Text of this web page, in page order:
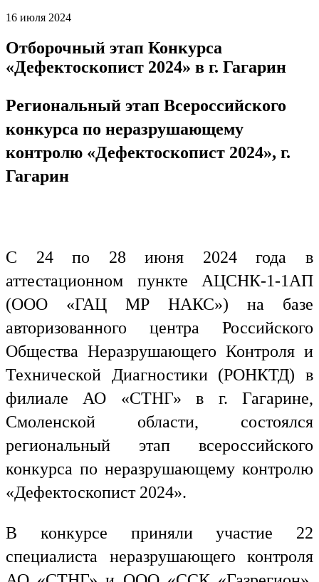
16 июля 2024
Отборочный этап Конкурса
«Дефектоскопист 2024» в г. Гагарин
Региональный этап Всероссийского
конкурса по неразрушающему
контролю «Дефектоскопист 2024», г.
Гагарин
С 24 по 28 июня 2024 года в
аттестационном пункте АЦСНК-1-1АП
(ООО «ГАЦ МР НАКС») на базе
авторизованного центра Российского
Общества Неразрушающего Контроля и
Технической Диагностики (РОНКТД) в
филиале АО «СТНГ» в г. Гагарине,
Смоленской области, состоялся
региональный этап всероссийского
конкурса по неразрушающему контролю
«Дефектоскопист 2024».
В конкурсе приняли участие 22
специалиста неразрушающего контроля